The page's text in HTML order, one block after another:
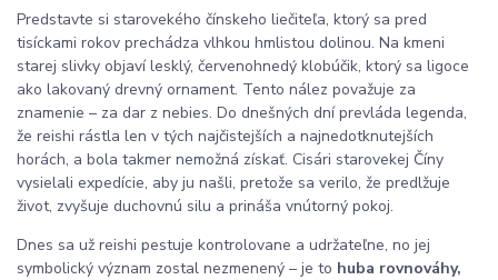
Predstavte si starovekého čínskeho liečiteľa, ktorý sa pred
tisíckami rokov prechádza vlhkou hmlistou dolinou. Na kmeni
starej slivky objaví lesklý, červenohnedý klobúčik, ktorý sa ligoce
ako lakovaný drevný ornament. Tento nález považuje za
znamenie – za dar z nebies. Do dnešných dní prevláda legenda,
že reishi rástla len v tých najčistejších a najnedotknutejších
horách, a bola takmer nemožná získať. Cisári starovekej Číny
vysielali expedície, aby ju našli, pretože sa verilo, že predlžuje
život, zvyšuje duchovnú silu a prináša vnútorný pokoj.
Dnes sa už reishi pestuje kontrolovane a udržateľne, no jej
symbolický význam zostal nezmenený – je to huba rovnováhy,